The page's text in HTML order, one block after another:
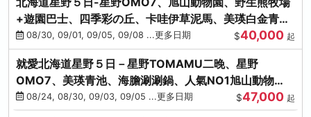
+遊園巴士、四季彩の丘、卡哇伊草泥馬、美瑛白金青
池、螃蟹吃到飽
08/30, 09/01, 09/05, 09/08 ...更多日期 $40,000 起
就愛北海道星野５日－星野TOMAMU二晚、星野
OMO7、美瑛青池、海膽涮涮鍋、人氣NO1旭山動物
園、海鮮和牛螃蟹吃到飽
08/24, 08/30, 09/03, 09/05 ...更多日期 $47,000 起